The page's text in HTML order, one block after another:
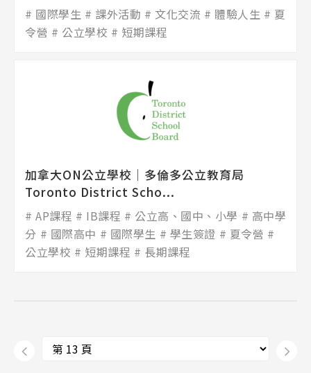
國際學生 課外活動 文化交流 體驗人生
夏
令營
公立學校 短期課程
加拿大ON公立學校│多倫多公立教育局
Toronto District Scho...
AP課程 IB課程 公立高、國中、小學
高中學
分
國際高中 國際學生 學生簽證
夏令營
公立學校
短期課程 長期課程